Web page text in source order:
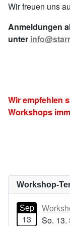
Wir freuen uns
Anmeldungen
unter
Wir empfehlen
Workshops
Workshop-
Sep
13
So. 13.